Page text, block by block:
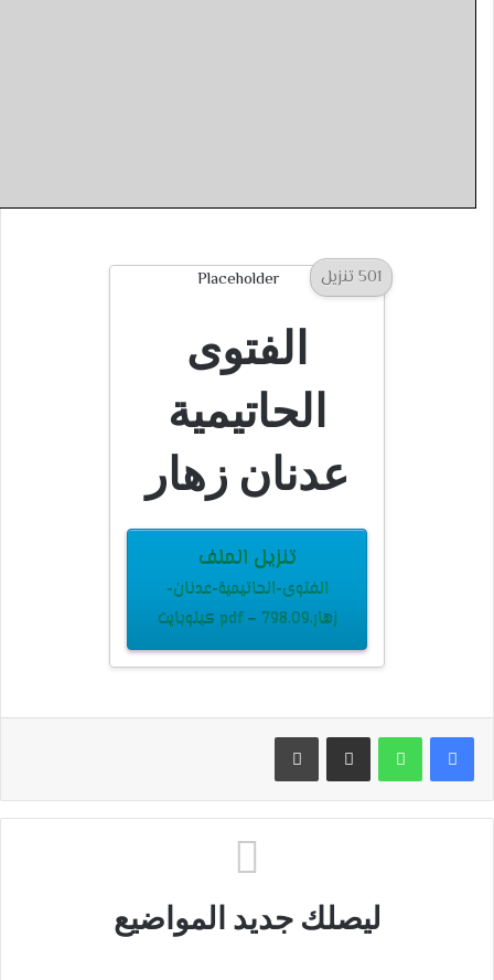
501 تنزيل
الفتوى
الحاتيمية
عدنان زهار
تنزيل الملف
الفتوى-الحاتيمية-عدنان-
زهار.pdf – 798.09 كيلوبايت
مشاركة عبر البريد
ليصلك جديد المواضيع